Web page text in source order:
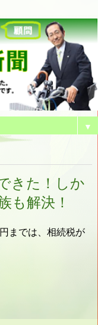
▼
きた！しか
も解決！
までは、相続税が